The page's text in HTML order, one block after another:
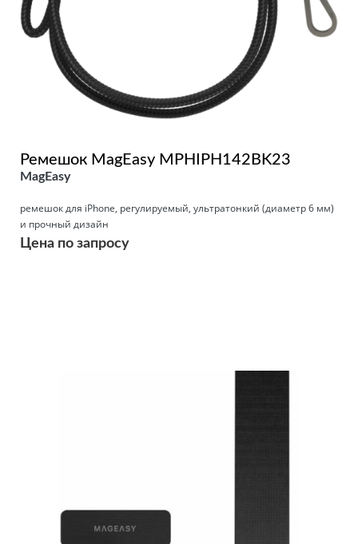
Ремешок MagEasy MPHIPH142BK23
MagEasy
ремешок для iPhone, регулируемый, ультратонкий (диаметр 6 мм)
и прочный дизайн
Цена по запросу